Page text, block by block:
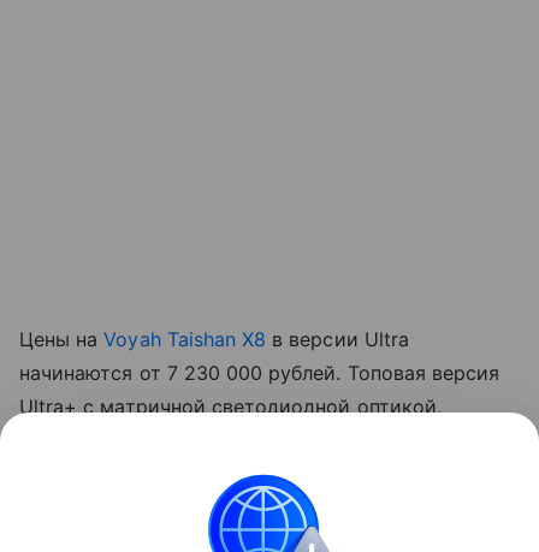
Цены наVoyah Taishan X8 в версии Ultra
начинаются от 7 230 000 рублей. Топовая версия
Ultra+ с матричной светодиодной оптикой,
дверей стоит 7 530 000 рублей.